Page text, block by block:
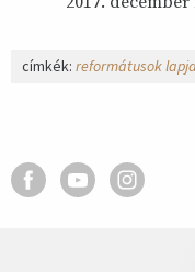
címkék: reformátusok lapja